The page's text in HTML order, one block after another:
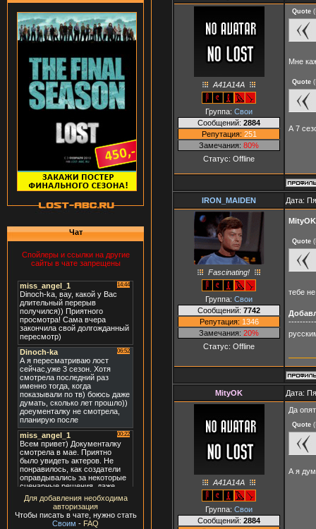
Чат
Спойлеры и ссылки на другие
сайты в чате запрещены
Для добавления необходима
авторизация
Чтобы писать в чате, нужно стать
Своим - FAQ
A41A14A
Группа: Свои
Сообщений: 2884
Репутация: 251
Замечания: 80%
Статус: Offline
Quote (
Мне
Quote (
А 7
IRON_MAIDEN Дата:
Fascinating!
Группа: Свои
Сообщений: 7742
Репутация: 1346
Замечания: 20%
Статус: Offline
MityOK
Quote (
тебе
MityOK Дата:
A41A14A
Группа: Свои
Сообщений: 2884
Да
Quote (
А я